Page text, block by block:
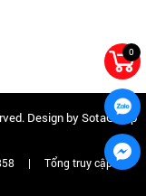
Design bySotaGroup
|
Tổng truy cập:
0